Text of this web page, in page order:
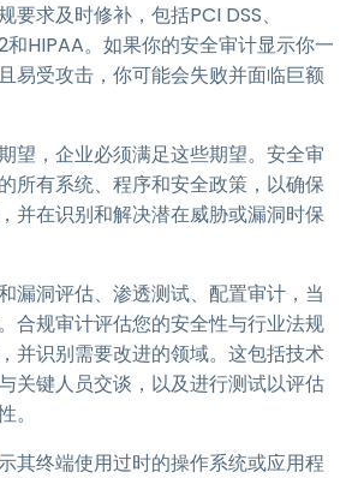
要求及时修补，包括PCI DSS、
和HIPAA。如果你的安全审计显示你一
易受攻击，你可能会失败并面临巨额
望，企业必须满足这些期望。安全审
所有系统、程序和安全政策，以确保
并在识别和解决潜在威胁或漏洞时保
漏洞评估、渗透测试、配置审计，当
合规审计评估您的安全性与行业法规
并识别需要改进的领域。这包括技术
关键人员交谈，以及进行测试以评估
。
其终端使用过时的操作系统或应用程